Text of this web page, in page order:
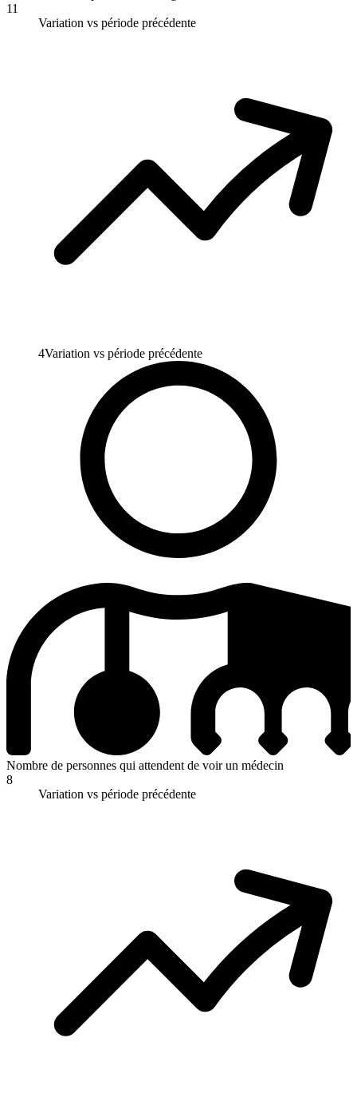
11
Variation vs période précédente
4Variation vs période précédente
Nombre de personnes qui attendent de voir un médecin
8
Variation vs période précédente